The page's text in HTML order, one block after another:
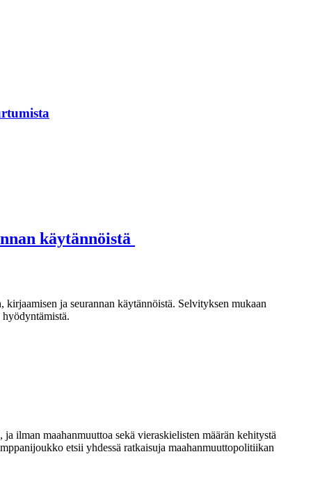
käytännöistä
ja seurannan käytännöistä. Selvityksen mukaan
ilman maahanmuuttoa sekä vieraskielisten määrän kehitystä
etsii yhdessä ratkaisuja maahanmuuttopolitiikan